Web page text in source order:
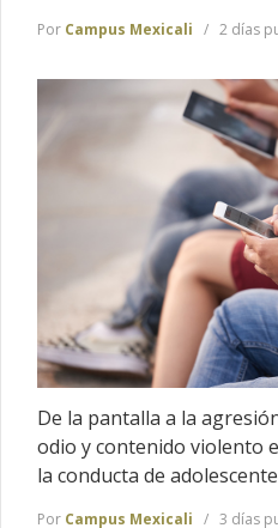
Por Campus Mexicali 2 días
De la pantalla a la
odio y contenido violento
la conducta de
Por Campus Mexicali 3 días